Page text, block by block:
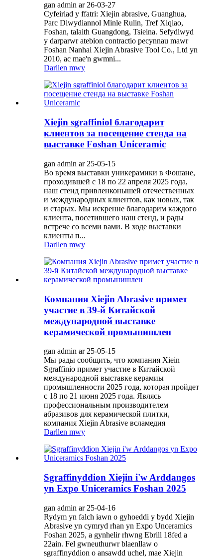
gan admin ar 26-03-27
Cyfeiriad y ffatri: Xiejin abrasive, Guanghua,
Parc Diwydiannol Minle Rulin, Tref Xiqiao,
Foshan, talaith Guangdong, Tsieina. Sefydlwyd
y darparwr atebion contractio pecynnau mawr
Foshan Nanhai Xiejin Abrasive Tool Co., Ltd yn
2010, ac mae'n gwmni...
Darllen mwy
Xiejin sgraffiniol благодарит
клиентов за посещение стенда на
выставке Foshan Uniceramic
gan admin ar 25-05-15
Во время выставки уникерамики в Фошане,
проходившей с 18 по 22 апреля 2025 года,
наш стенд привленконышей отечественных
и международных клиентов, как новых, так
и старых. Мы искренне благодарим каждого
клиента, посетившего наш стенд, и рады
встрече со всеми вами. В ходе выставки
клиенты п...
Darllen mwy
Компания Xiejin Abrasive примет
участие в 39-й Китайской
международной выставке
керамической промынишлен
gan admin ar 25-05-15
Мы рады сообщить, что компания Xiein
Sgraffinio примет участие в Китайской
международной выставке керамиы
промышленности 2025 года, которая пройдет
с 18 по 21 июня 2025 года. Являсь
профессиональным производителем
абразивов для керамической плитки,
компания Xiejin Abrasive всламедия
Darllen mwy
Sgraffinyddion Xiejin i'w Arddangos
yn Expo Uniceramics Foshan 2025
gan admin ar 25-04-16
Rydym yn falch iawn o gyhoeddi y bydd Xiejin
Abrasive yn cymryd rhan yn Expo Unceramics
Foshan 2025, a gynhelir rhwng Ebrill 18fed a
22ain. Fel gwneuthurwr blaenllaw o
sgraffinyddion o ansawdd uchel, mae Xiejin